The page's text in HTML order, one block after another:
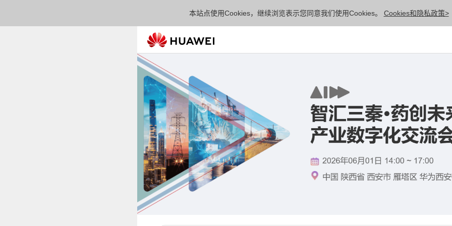
本站点使用Cookies，继续浏览表示您同意我们使用Cookies。 Cookies和隐私政策>